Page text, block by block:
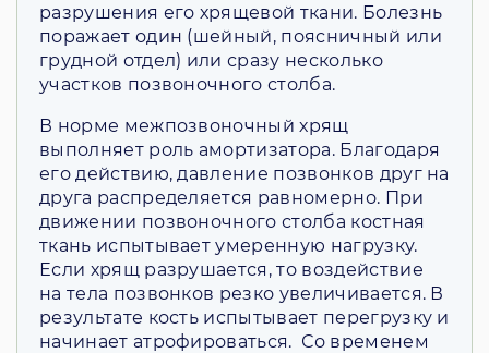
разрушения его хрящевой ткани. Болезнь
поражает один (шейный, поясничный или
грудной отдел) или сразу несколько
участков позвоночного столба.
В норме межпозвоночный хрящ
выполняет роль амортизатора. Благодаря
его действию, давление позвонков друг на
друга распределяется равномерно. При
движении позвоночного столба костная
ткань испытывает умеренную нагрузку.
Если хрящ разрушается, то воздействие
на тела позвонков резко увеличивается. В
результате кость испытывает перегрузку и
начинает атрофироваться. Со временем